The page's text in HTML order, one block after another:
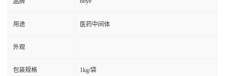
品牌
用途 医药中间体
外观
包装规格 1kg/袋